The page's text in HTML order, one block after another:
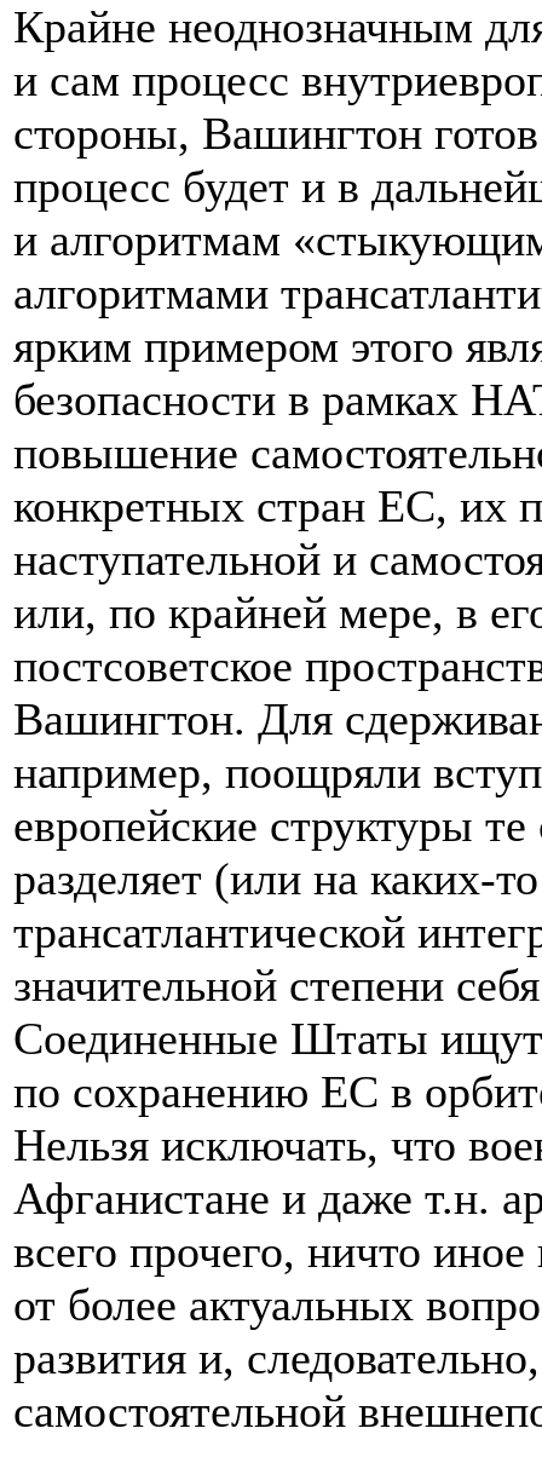
Крайне неоднозначным
и сам процесс
стороны, Вашингтон
процесс будет и в
и алгоритмам
алгоритмами
ярким примером этого
безопасности в рамках
повышение
конкретных стран ЕС, их
наступательной и
или, по крайней мере, в
постсоветское
Вашингтон. Для
например, поощряли
европейские структуры
разделяет (или на каких-
трансатлантической
значительной степени
Соединенные Штаты
по сохранению ЕС в
Нельзя исключать, что
Афганистане и даже т.н.
всего прочего, ничто
от более актуальных
развития и,
самостоятельной